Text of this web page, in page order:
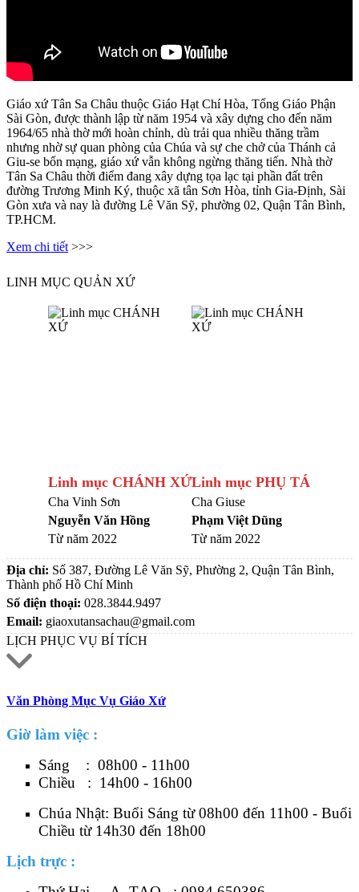
Giáo xứ Tân Sa Châu thuộc Giáo Hạt Chí Hòa, Tổng Giáo Phận
Sài Gòn, được thành lập từ năm 1954 và xây dựng cho đến năm
1964/65 nhà thờ mới hoàn chỉnh, dù trải qua nhiều thăng trầm
nhưng nhờ sự quan phòng của Chúa và sự che chở của Thánh cả
Giu-se bổn mạng, giáo xứ vẫn không ngừng thăng tiến. Nhà thờ
Tân Sa Châu thời điểm đang xây dựng tọa lạc tại phần đất trên
đường Trương Minh Ký, thuộc xã tân Sơn Hòa, tỉnh Gia-Định, Sài
Gòn xưa và nay là đường Lê Văn Sỹ, phường 02, Quận Tân Bình,
TP.HCM.
Xem chi tiết >>>
LINH MỤC QUẢN XỨ
Linh mục CHÁNH XỨ
Cha Vinh Sơn
Nguyễn Văn Hồng
Từ năm 2022
Linh mục PHỤ TÁ
Cha Giuse
Phạm Việt Dũng
Từ năm 2022
Địa chỉ: Số 387, Đường Lê Văn Sỹ, Phường 2, Quận Tân Bình,
Thành phố Hồ Chí Minh
Số điện thoại: 028.3844.9497
Email: giaoxutansachau@gmail.com
LỊCH PHỤC VỤ BÍ TÍCH
Văn Phòng Mục Vụ Giáo Xứ
Giờ làm việc :
Sáng : 08h00 - 11h00
Chiều : 14h00 - 16h00
Chúa Nhật: Buổi Sáng từ 08h00 đến 11h00 - Buổi
Chiều từ 14h30 đến 18h00
Lịch trực :